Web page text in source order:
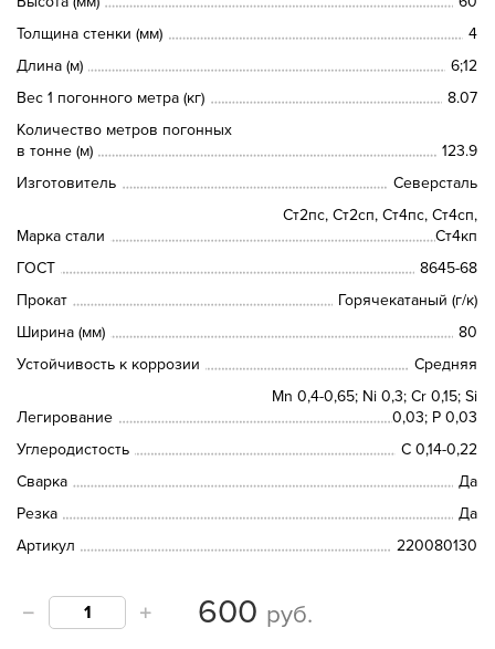
Толщина стенки (мм)
4
Длина (м)
6;12
Вес 1 погонного метра (кг)
8.07
Количество метров погонных
в тонне (м)
123.9
Изготовитель
Северсталь
Марка стали
Ст2пс, Ст2сп, Ст4пс, Ст4сп,
Ст4кп
ГОСТ
8645-68
Прокат
Горячекатаный (г/к)
Ширина (мм)
80
Устойчивость к коррозии
Средняя
Легирование
Mn 0,4-0,65; Ni 0,3; Cr 0,15; Si
0,03; P 0,03
Углеродистость
С 0,14-0,22
Сварка
Да
Резка
Да
Артикул
220080130
600 руб.